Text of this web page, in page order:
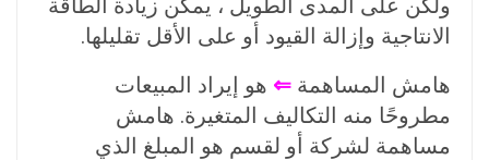
ولكن على المدى الطويل ، يمكن زيادة الطاقة
الانتاجية وإزالة القيود أو على الأقل تقليلها.
هامش المساهمة ⇐ هو إيراد المبيعات
مطروحًا منه التكاليف المتغيرة. هامش
مساهمة لشركة أو لقسم هو المبلغ الذي